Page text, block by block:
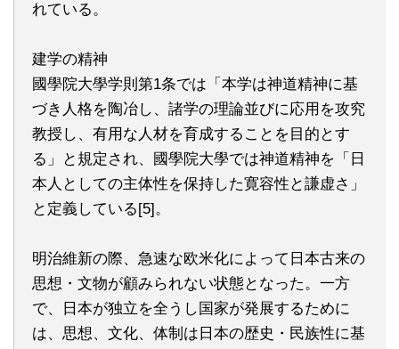
れている。
建学の精神
國學院大學学則第1条では「本学は神道精神に基
づき人格を陶冶し、諸学の理論並びに応用を攻究
教授し、有用な人材を育成することを目的とす
る」と規定され、國學院大學では神道精神を「日
本人としての主体性を保持した寛容性と謙虚さ」
と定義している[5]。
明治維新の際、急速な欧米化によって日本古来の
思想・文物が顧みられない状態となった。一方
で、日本が独立を全うし国家が発展するために
は、思想、文化、体制は日本の歴史・民族性に基